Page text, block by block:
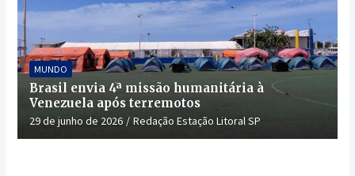
MUNDO
Brasil envia 4ª missão humanitária à
Venezuela após terremotos
29 de junho de 2026 Redação Estação Litoral SP